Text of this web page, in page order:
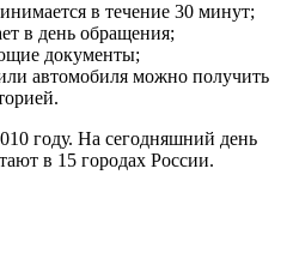
в течение 30 минут;
в день обращения;
документы;
автомобиля можно получить
году. На сегодняшний день
в 15 городах России.